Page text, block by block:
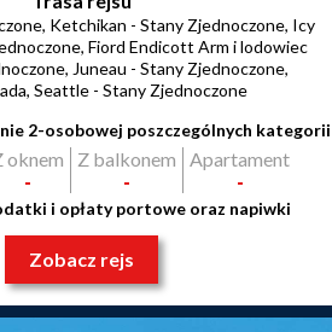
Ketchikan - Stany Zjednoczone, Icy
Fiord Endicott Arm i lodowiec
Juneau - Stany Zjednoczone,
Seattle - Stany Zjednoczone
2-osobowej poszczególnych kategorii
oknem
-
Z balkonem
-
Apartament
-
i opłaty portowe oraz napiwki
Zobacz rejs